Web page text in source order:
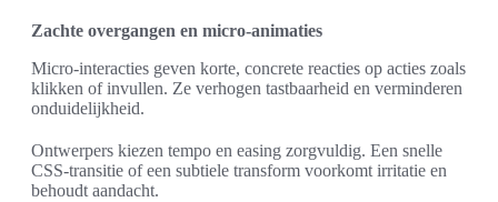
Zachte overgangen en micro-animaties
Micro-interacties geven korte, concrete reacties op acties zoals
klikken of invullen. Ze verhogen tastbaarheid en verminderen
onduidelijkheid.
Ontwerpers kiezen tempo en easing zorgvuldig. Een snelle
CSS-transitie of een subtiele transform voorkomt irritatie en
behoudt aandacht.